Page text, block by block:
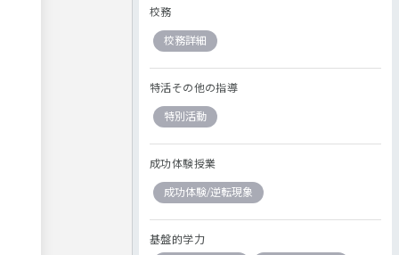
校務
校務詳細
特活その他の指導
特別活動
成功体験授業
成功体験/逆転現象
基盤的学力